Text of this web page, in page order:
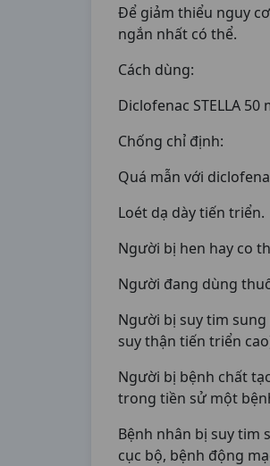
Để giảm thiểu nguy
ngắn nhất có thể.
Cách dùng:
Diclofenac STELLA
Chống chỉ định:
Quá mẫn với
Loét dạ dày tiến triển.
Người bị hen hay co
Người đang dùng
Người bị suy tim
suy thận tiến triển
Người bị bệnh chất
trong tiền sử một
Bệnh nhân bị suy tim
cục bộ, bệnh động